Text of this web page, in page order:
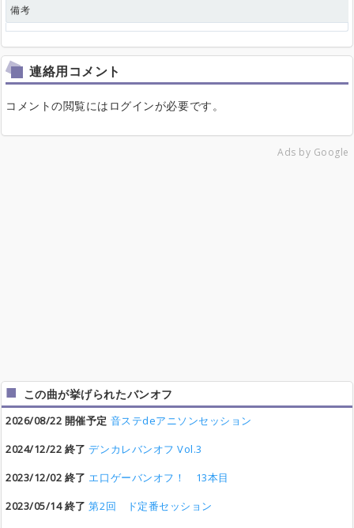
備考
連絡用コメント
コメントの閲覧にはログインが必要です。
Ads by Google
この曲が挙げられたバンオフ
2026/08/22 開催予定 音ステdeアニソンセッション
2024/12/22 終了 デンカレバンオフ Vol.3
2023/12/02 終了 エ口ゲーバンオフ！ 13本目
2023/05/14 終了 第2回 ド定番セッション